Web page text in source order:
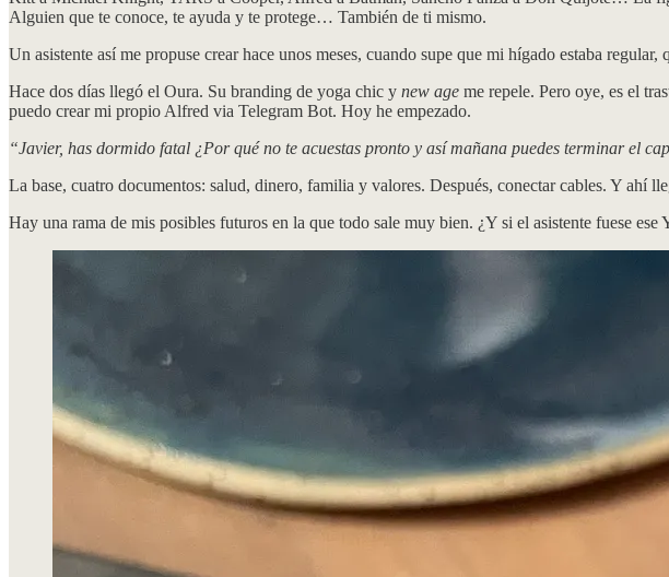
Alguien que te conoce, te ayuda y te protege… También de ti mismo.
Un asistente así me propuse crear hace unos meses, cuando supe que mi hígado estaba
Hace dos días llegó el Oura. Su branding de yoga chic y new age me repele. Pero oye, es el
puedo crear mi propio Alfred via Telegram Bot. Hoy he empezado.
“Javier, has dormido fatal ¿Por qué no te acuestas pronto y así mañana puedes terminar el
La base, cuatro documentos: salud, dinero, familia y valores. Después, conectar cables. Y ahí
Hay una rama de mis posibles futuros en la que todo sale muy bien. ¿Y si el asistente fuese ese